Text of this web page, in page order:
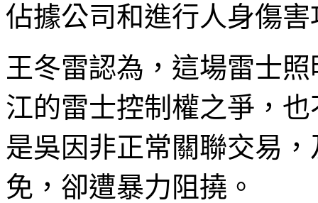
佔據公司和進行人身傷
王冬雷認為，這場雷士
江的雷士控制權之爭，
是吳因非正常關聯交易
免，卻遭暴力阻撓。